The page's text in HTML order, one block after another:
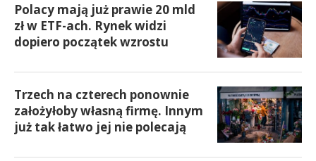
Polacy mają już prawie 20 mld
zł w ETF-ach. Rynek widzi
dopiero początek wzrostu
Trzech na czterech ponownie
założyłoby własną firmę. Innym
już tak łatwo jej nie polecają